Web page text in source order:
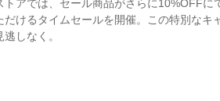
トアでは、セール商品がさらに10%OFFに
だけるタイムセールを開催。この特別なキ
しなく。